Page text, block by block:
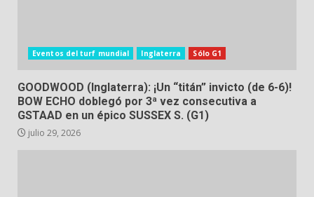
Eventos del turf mundial Inglaterra Sólo G1
GOODWOOD (Inglaterra): ¡Un “titán” invicto (de 6-6)!
BOW ECHO doblegó por 3ª vez consecutiva a
GSTAAD en un épico SUSSEX S. (G1)
julio 29, 2026